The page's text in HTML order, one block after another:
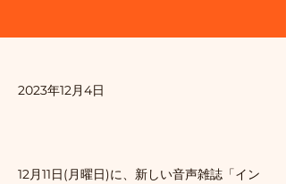
2023年12月4日
12月11日(月曜日)に、新しい音声雑誌「イン